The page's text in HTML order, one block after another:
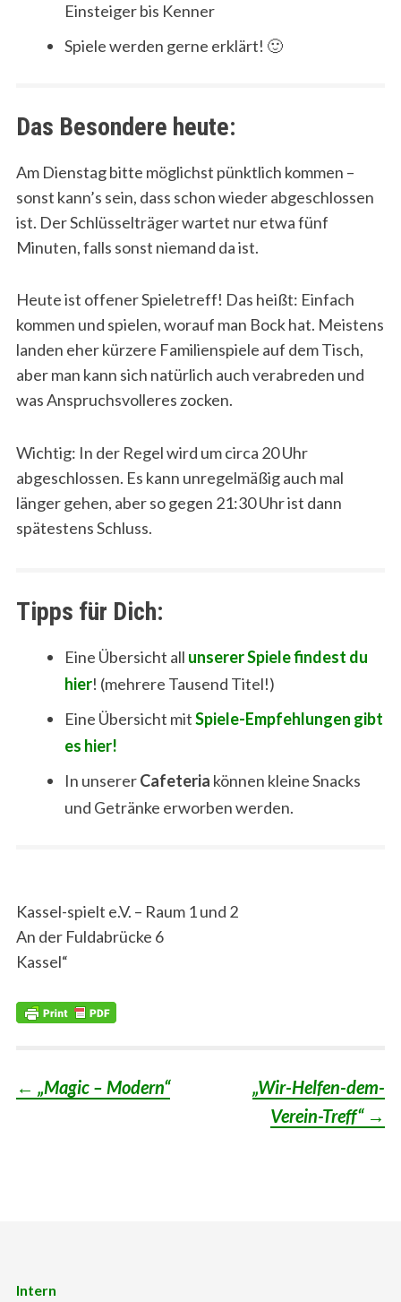
Einsteiger bis Kenner
Spiele werden gerne erklärt! 🙂
Das Besondere heute:
Am Dienstag bitte möglichst pünktlich kommen –
sonst kann’s sein, dass schon wieder abgeschlossen
ist. Der Schlüsselträger wartet nur etwa fünf
Minuten, falls sonst niemand da ist.
Heute ist offener Spieletreff! Das heißt: Einfach
kommen und spielen, worauf man Bock hat. Meistens
landen eher kürzere Familienspiele auf dem Tisch,
aber man kann sich natürlich auch verabreden und
was Anspruchsvolleres zocken.
Wichtig: In der Regel wird um circa 20 Uhr
abgeschlossen. Es kann unregelmäßig auch mal
länger gehen, aber so gegen 21:30 Uhr ist dann
spätestens Schluss.
Tipps für Dich:
Eine Übersicht all unserer Spiele findest du
hier! (mehrere Tausend Titel!)
Eine Übersicht mitSpiele-Empfehlungen gibt
es hier!
In unsererCafeteria können kleine Snacks
und Getränke erworben werden.
Kassel-spielt e.V. – Raum 1 und 2
An der Fuldabrücke 6
Kassel“
Post
← „Magic – Modern“
„Wir-Helfen-dem-
Verein-Treff“ →
Intern